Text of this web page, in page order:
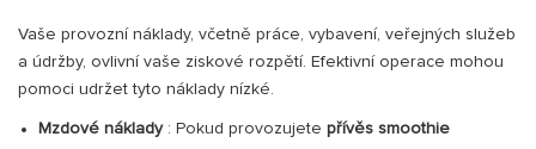
Vaše provozní náklady, včetně práce, vybavení, veřejných služeb
a údržby, ovlivní vaše ziskové rozpětí. Efektivní operace mohou
pomoci udržet tyto náklady nízké.
Mzdové náklady : Pokud provozujete přívěs smoothie